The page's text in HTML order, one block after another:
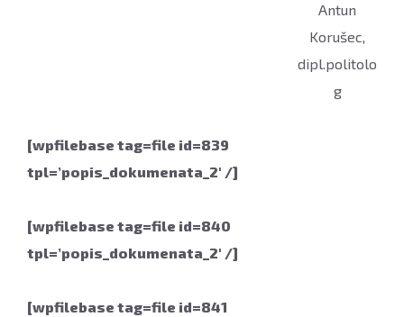
Antun
Korušec,
dipl.politolo
g
[wpfilebase tag=file id=839
tpl=’popis_dokumenata_2′ /]
[wpfilebase tag=file id=840
tpl=’popis_dokumenata_2′ /]
[wpfilebase tag=file id=841